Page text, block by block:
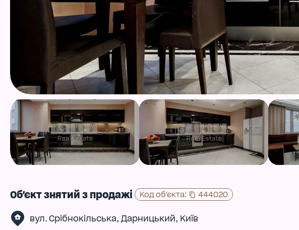
Об'єкт знятий з продажі Код об'єкта: 444020
вул. Срібнокільська, Дарницький, Київ